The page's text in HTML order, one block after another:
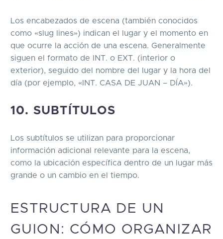
Los encabezados de escena (también conocidos
como «slug lines») indican el lugar y el momento en
que ocurre la acción de una escena. Generalmente
siguen el formato de INT. o EXT. (interior o
exterior), seguido del nombre del lugar y la hora del
día (por ejemplo, «INT. CASA DE JUAN – DÍA»).
10. SUBTÍTULOS
Los subtítulos se utilizan para proporcionar
información adicional relevante para la escena,
como la ubicación específica dentro de un lugar más
grande o un cambio en el tiempo.
ESTRUCTURA DE UN
GUION: CÓMO ORGANIZAR